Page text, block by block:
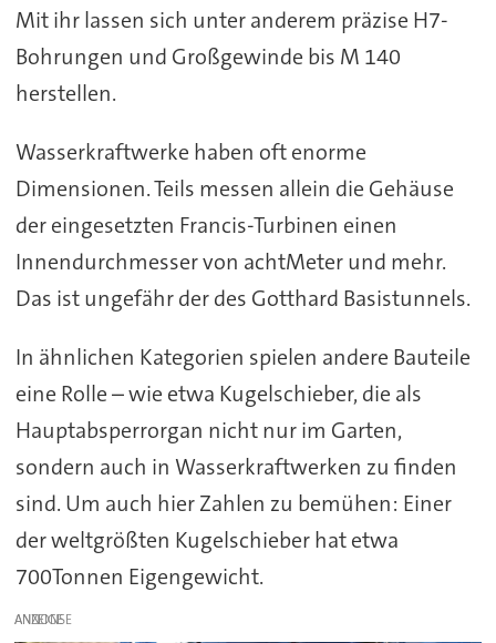
Mit ihr lassen sich unter anderem präzise H7-
Bohrungen und Großgewinde bis M 140
herstellen.
Wasserkraftwerke haben oft enorme
Dimensionen. Teils messen allein die Gehäuse
der eingesetzten Francis-Turbinen einen
Innendurchmesser von achtMeter und mehr.
Das ist ungefähr der des Gotthard Basistunnels.
In ähnlichen Kategorien spielen andere Bauteile
eine Rolle – wie etwa Kugelschieber, die als
Hauptabsperrorgan nicht nur im Garten,
sondern auch in Wasserkraftwerken zu finden
sind. Um auch hier Zahlen zu bemühen: Einer
der weltgrößten Kugelschieber hat etwa
700Tonnen Eigengewicht.
ANZEIGE